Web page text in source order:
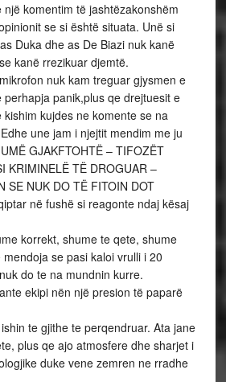
një komentim të jashtëzakonshëm
se si është situata. Unë si
Duka dhe as De Biazi nuk kanë
kanë rrezikuar djemtë.
nuk kam treguar gjysmen e
perhapja panik,plus qe drejtuesit e
kujdes ne komente se na
une jam i njejtit mendim me ju
GJAKFTOHTË – TIFOZËT
KRIMINELË TË DROGUAR –
SE NUK DO TË FITOIN DOT
në fushë si reagonte ndaj kësaj
korrekt, shume te qete, shume
se pasi kaloi vrulli i 20
do te na mundnin kurre.
ekipi nën një presion të paparë
te gjithe te perqendruar. Ata jane
plus qe ajo atmosfere dhe sharjet i
duke vene zemren ne rradhe